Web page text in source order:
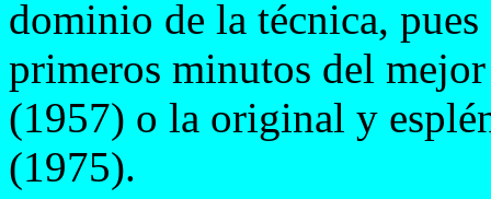
dominio de la técnica,
primeros minutos del
(1957) o la original y
(1975).